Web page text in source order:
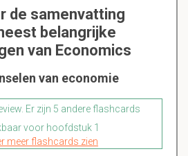
de samenvatting
belangrijke
van Economics
van economie
Er zijn 5 andere flashcards
voor hoofdstuk 1
meer flashcards zien